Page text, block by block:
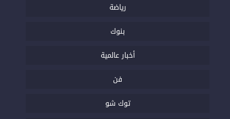
رياضة
بنوك
أخبار عالمية
فن
توك شو